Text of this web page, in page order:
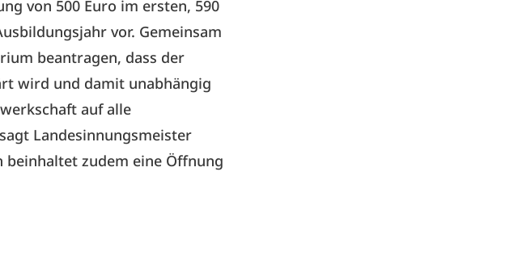
von 500 Euro im ersten, 590
vor. Gemeinsam
beantragen, dass der
wird und damit unabhängig
auf alle
Landesinnungsmeister
beinhaltet zudem eine Öffnung